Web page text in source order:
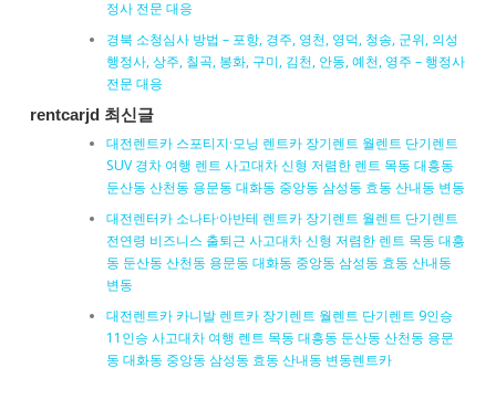
정사 전문 대응
경북 소청심사 방법 – 포항, 경주, 영천, 영덕, 청송, 군위, 의성
행정사, 상주, 칠곡, 봉화, 구미, 김천, 안동, 예천, 영주 – 행정사
전문 대응
rentcarjd 최신글
대전렌트카 스포티지·모닝 렌트카 장기렌트 월렌트 단기렌트
SUV 경차 여행 렌트 사고대차 신형 저렴한 렌트 목동 대흥동
둔산동 산천동 용문동 대화동 중앙동 삼성동 효동 산내동 변동
대전렌터카 소나타·아반테 렌트카 장기렌트 월렌트 단기렌트
전연령 비즈니스 출퇴근 사고대차 신형 저렴한 렌트 목동 대흥
동 둔산동 산천동 용문동 대화동 중앙동 삼성동 효동 산내동
변동
대전렌트카 카니발 렌트카 장기렌트 월렌트 단기렌트 9인승
11인승 사고대차 여행 렌트 목동 대흥동 둔산동 산천동 용문
동 대화동 중앙동 삼성동 효동 산내동 변동렌트카